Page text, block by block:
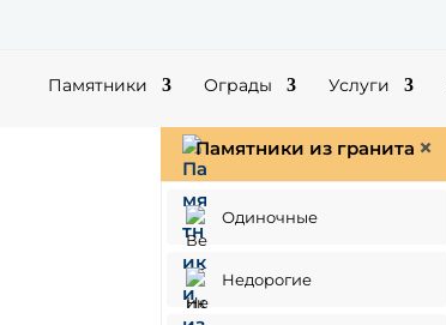
Памятники Ограды Услуги
Памятники из гранита
Одиночные
Недорогие